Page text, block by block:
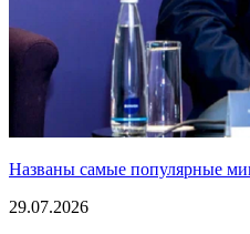
Названы самые популярные
29.07.2026